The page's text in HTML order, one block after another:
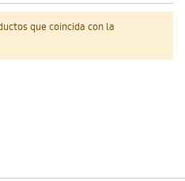
que coincida con la